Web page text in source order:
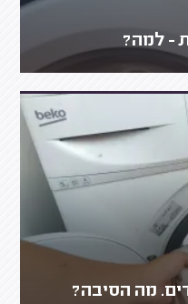
- למה?
מה הסיבה?